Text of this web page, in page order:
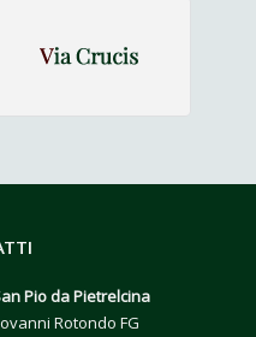
Pio da Pietrelcina
Rotondo FG